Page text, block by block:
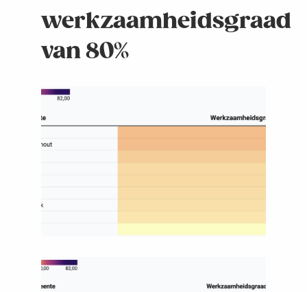
werkzaamheidsgraad
van 80%